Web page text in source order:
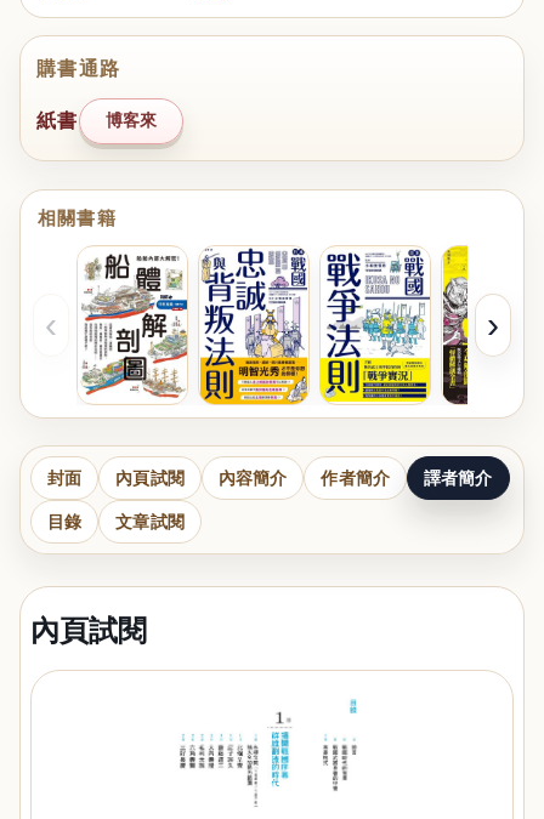
購書通路
紙書 博客來
相關書籍
‹ ›
封面 內頁試閱 內容簡介 作者簡介 譯者簡介
目錄 文章試閱
內頁試閱